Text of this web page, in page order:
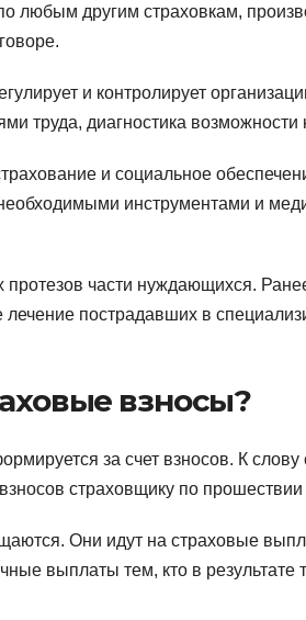
любым другим страховкам,
и контролирует
труда, диагностика возможности
и социальное
инструментами и
части нуждающихся.
пострадавших в
взносы?
за счет взносов. К
страховщику по
Они идут на страховые
выплаты тем, кто в результате